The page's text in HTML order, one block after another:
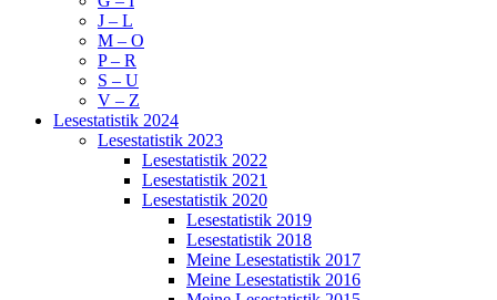
J – L
M – O
P – R
S – U
V – Z
Lesestatistik 2024
Lesestatistik 2023
Lesestatistik 2022
Lesestatistik 2021
Lesestatistik 2020
Lesestatistik 2019
Lesestatistik 2018
Meine Lesestatistik 2017
Meine Lesestatistik 2016